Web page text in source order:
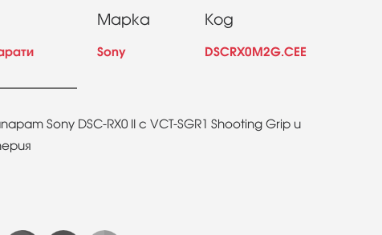
Марка
Sony
Код
DSCRX0M2G.CEE
Sony DSC-RX0 II с VCT-SGR1 Shooting Grip и